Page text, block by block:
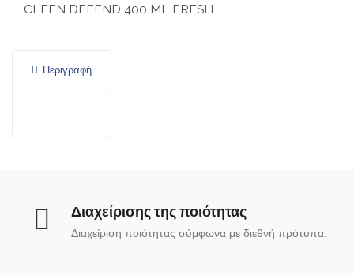
CLEEN DEFEND 400 ML FRESH
Περιγραφή
Διαχείρισης της ποιότητας
Διαχείριση ποιότητας σύμφωνα με διεθνή πρότυπα.